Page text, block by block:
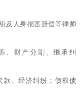
及人身损害赔偿等律师
、财产分割、继承纠
款、经济纠纷；债权债